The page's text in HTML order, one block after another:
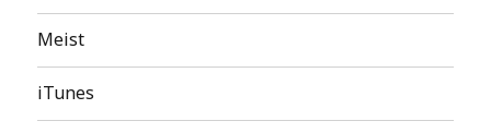
Meist
iTunes